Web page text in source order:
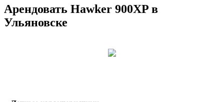
Арендовать Hawker 900XP в
Ульяновске